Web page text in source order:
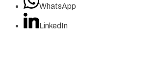
WhatsApp
LinkedIn